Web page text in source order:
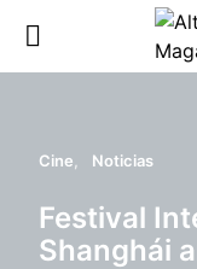
Cine Noticias
Festival
Shanghái